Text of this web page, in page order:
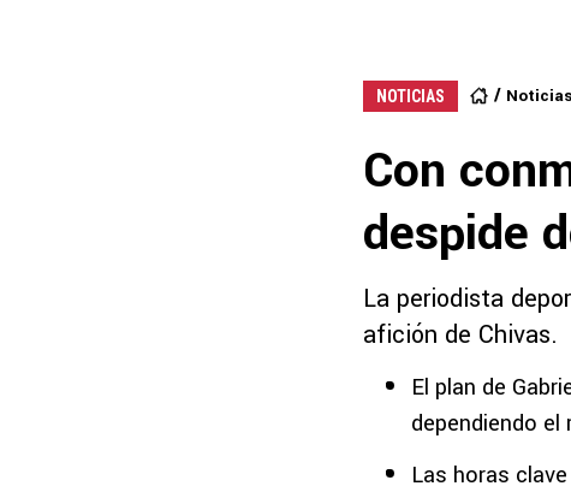
NOTICIAS Noticias
Con
despide
La periodista
afición de Chivas.
El plan de
dependiendo el
Las horas